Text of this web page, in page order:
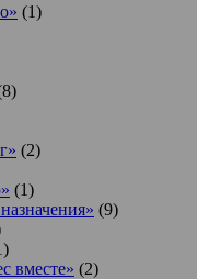
(1)
(2)
(1)
(9)
вместе» (2)